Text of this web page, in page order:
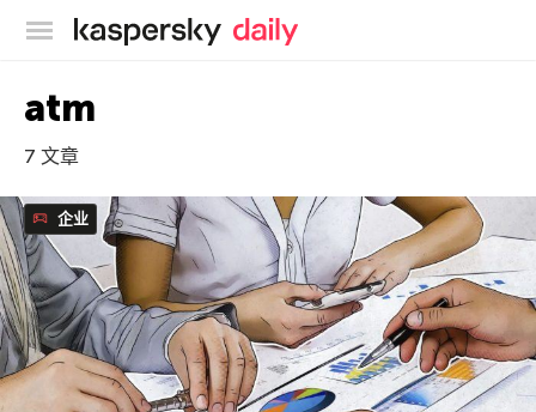
卡巴斯基官方博客
atm
7 文章
企业